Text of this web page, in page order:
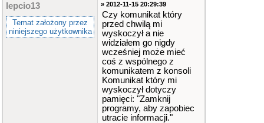
lepcio13
Temat założony przez
niniejszego użytkownika
» 2012-11-15 20:29:39
Czy komunikat który
przed chwilą mi
wyskoczył a nie
widziałem go nigdy
wcześniej może mieć
coś z wspólnego z
komunikatem z konsoli
Komunikat który mi
wyskoczył dotyczy
pamięci: "Zamknij
programy, aby zapobiec
utracie informacji."